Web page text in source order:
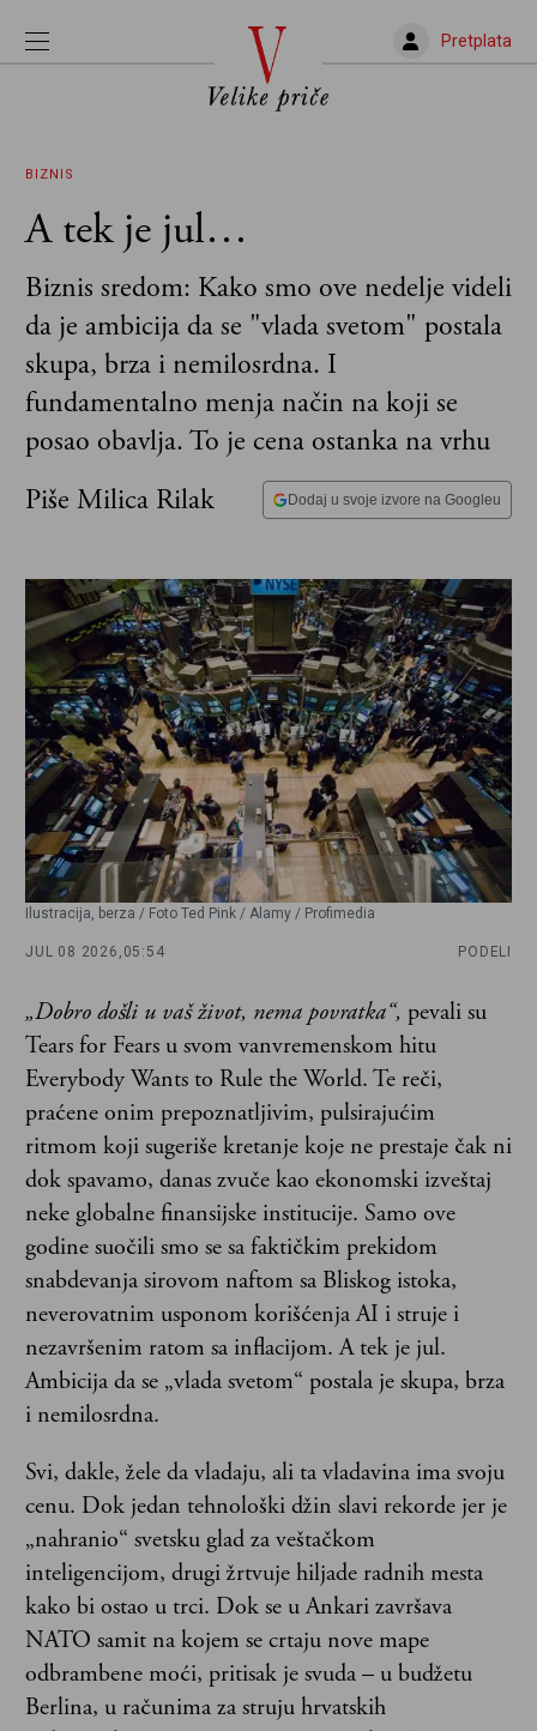
Pretplata
BIZNIS
A tek je jul…
Biznis sredom: Kako smo ove nedelje videli
da je ambicija da se "vlada svetom" postala
skupa, brza i nemilosrdna. I
fundamentalno menja način na koji se
posao obavlja. To je cena ostanka na vrhu
Piše Milica Rilak
Dodaj u svoje izvore na Googleu
Ilustracija, berza / Foto Ted Pink / Alamy / Profimedia
JUL 08 2026, 05:54 PODELI
„Dobro došli u vaš život, nema povratka“, pevali su
Tears for Fears u svom vanvremenskom hitu
Everybody Wants to Rule the World. Te reči,
praćene onim prepoznatljivim, pulsirajućim
ritmom koji sugeriše kretanje koje ne prestaje čak ni
dok spavamo, danas zvuče kao ekonomski izveštaj
neke globalne finansijske institucije. Samo ove
godine suočili smo se sa faktičkim prekidom
snabdevanja sirovom naftom sa Bliskog istoka,
neverovatnim usponom korišćenja AI i struje i
nezavršenim ratom sa inflacijom. A tek je jul.
Ambicija da se „vlada svetom“ postala je skupa, brza
i nemilosrdna.
Svi, dakle, žele da vladaju, ali ta vladavina ima svoju
cenu. Dok jedan tehnološki džin slavi rekorde jer je
„nahranio“ svetsku glad za veštačkom
inteligencijom, drugi žrtvuje hiljade radnih mesta
kako bi ostao u trci. Dok se u Ankari završava
NATO samit na kojem se crtaju nove mape
odbrambene moći, pritisak je svuda – u budžetu
Berlina, u računima za struju hrvatskih